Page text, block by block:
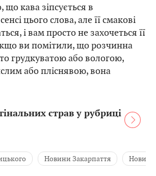
кава зіпсується в
цього слова, але її смакові
і вам просто не захочеться її
ви помітили, що розчинна
грудкуватою або вологою,
або пліснявою, вона
страв у рубриці
Новини Закарпаття Новини